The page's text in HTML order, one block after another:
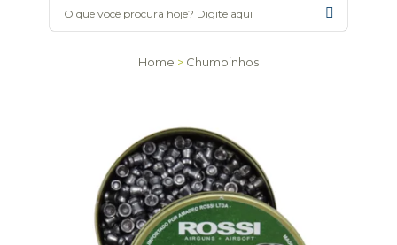
Home Chumbinhos